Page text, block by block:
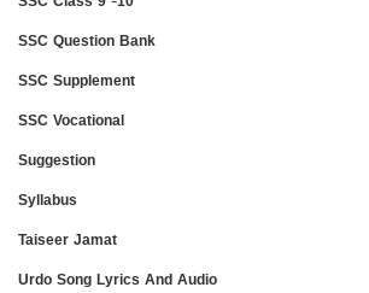
SSC Question Bank
SSC Supplement
SSC Vocational
Suggestion
Syllabus
Taiseer Jamat
Urdo Song Lyrics And Audio